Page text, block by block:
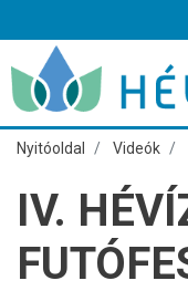
Nyitóoldal Videók
IV.